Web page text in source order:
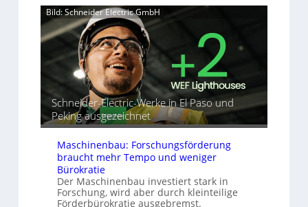
a
h
e
A
u
t
o
m
a
t
s
i
e
r
u
u
t
o
r
i
a
l
r
e
i
e
v
e
r
b
i
n
d
e
t
G
e
r
ä
t
e
s
Bild: Schneider Electric GmbH
Schneider-Electric-Werke in El Paso und
Peking ausgezeichnet
Maschinenbau: Forschungsförderung
braucht mehr Tempo und weniger
Bürokratie
Der Maschinenbau investiert stark in
Forschung, wird aber durch kleinteilige
Förderbürokratie ausgebremst.